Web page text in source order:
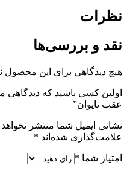
نظرات
نقد و بررسی‌ها
هیچ دیدگاهی برای این
اولین کسی باشید که دیدگاهی
عقب تایوان”
نشانی ایمیل شما منتشر
علامت‌گذاری شده‌اند *
امتیاز شما *